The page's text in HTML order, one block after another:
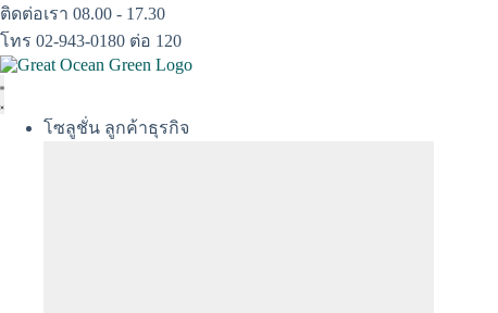
Skip
to
content
ติดต่อเรา 08.00 - 17.30
โทร 02-943-0180 ต่อ 120
โซลูชั่น ลูกค้าธุรกิจ